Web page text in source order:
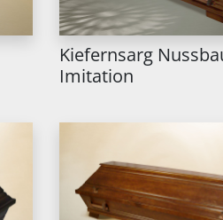
Kiefernsarg
Imitation